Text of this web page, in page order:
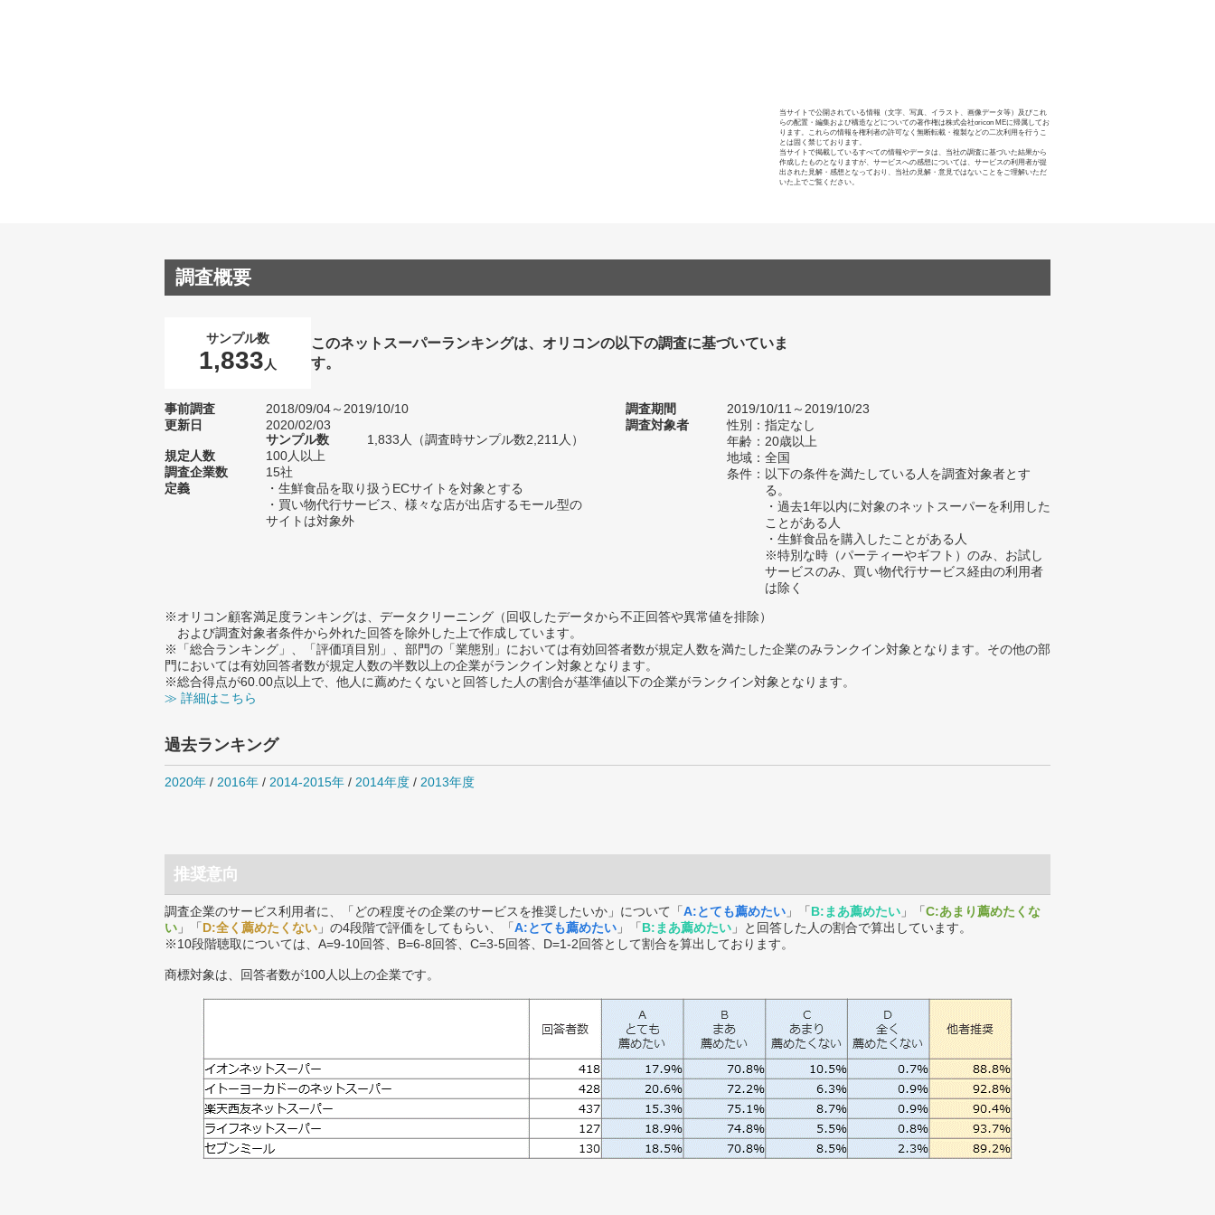
当サイトで公開されている情報（文字、写真、イラスト、画像データ等）及びこれ
らの配置・編集および構造などについての著作権は株式会社oricon MEに帰属してお
ります。これらの情報を権利者の許可なく無断転載・複製などの二次利用を行うこ
とは固く禁じております。
当サイトで掲載しているすべての情報やデータは、当社の調査に基づいた結果から
作成したものとなりますが、サービスへの感想については、サービスの利用者が提
出された見解・感想となっており、当社の見解・意見ではないことをご理解いただ
いた上でご覧ください。
調査概要
サンプル数
1,833 人
このネットスーパーランキングは、オリコンの以下の調査に基づいていま
す。
事前調査
2018/09/04～2019/10/10
更新日
2020/02/03
サンプル数
1,833人（調査時サンプル数2,211人）
規定人数
100人以上
調査企業数
15社
定義
・生鮮食品を取り扱うECサイトを対象とする
・買い物代行サービス、様々な店が出店するモール型の
サイトは対象外
調査期間
2019/10/11～2019/10/23
調査対象者
性別：指定なし
年齢：20歳以上
地域：全国
条件：以下の条件を満たしている人を調査対象者とす
る。
・過去1年以内に対象のネットスーパーを利用した
ことがある人
・生鮮食品を購入したことがある人
※特別な時（パーティーやギフト）のみ、お試し
サービスのみ、買い物代行サービス経由の利用者
は除く
※オリコン顧客満足度ランキングは、データクリーニング（回収したデータから不正回答や異常値を排除）
および調査対象者条件から外れた回答を除外した上で作成しています。
※「総合ランキング」、「評価項目別」、部門の「業態別」においては有効回答者数が規定人数を満たした企業のみランクイン対象となります。その他の部
門においては有効回答者数が規定人数の半数以上の企業がランクイン対象となります。
※総合得点が60.00点以上で、他人に薦めたくないと回答した人の割合が基準値以下の企業がランクイン対象となります。
≫ 詳細はこちら
過去ランキング
2020年 / 2016年 / 2014-2015年 / 2014年度 / 2013年度
推奨意向
調査企業のサービス利用者に、「どの程度その企業のサービスを推奨したいか」について「A:とても薦めたい 」「B:まあ薦めたい 」「C:あまり薦めたくな
い 」「D:全く薦めたくない 」の4段階で評価をしてもらい、「A:とても薦めたい 」「B:まあ薦めたい 」と回答した人の割合で算出しています。
※10段階聴取については、A=9-10回答、B=6-8回答、C=3-5回答、D=1-2回答として割合を算出しております。
商標対象は、回答者数が100人以上の企業です。